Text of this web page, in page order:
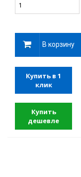
В корзину
Купить в 1
клик
Купить
дешевле